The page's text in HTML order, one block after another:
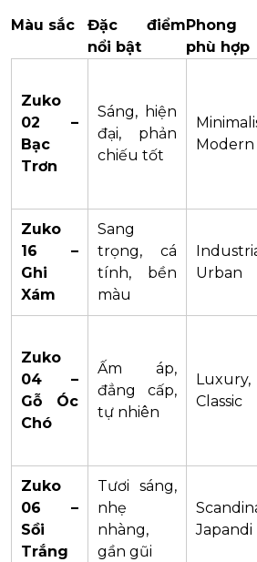
Màu sắc
Đặc điểm
nổi bật
Phong
phù hợp
Zuko
02 –
Bạc
Trơn
Sáng, hiện
đại, phản
chiếu tốt
Modern
Zuko
16 –
Ghi
Xám
Sang
trọng, cá
tính, bền
màu
Urban
Zuko
04 –
Gỗ Óc
Chó
Ấm áp,
đẳng cấp,
tự nhiên
Luxury,
Classic
Zuko
06 –
Sồi
Trắng
Tươi sáng,
nhẹ
nhàng,
gần gũi
Japandi